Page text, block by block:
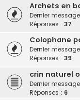
Archets en
Dernier
Réponses : 37
Colophane
Dernier
Réponses : 39
crin naturel
Dernier
Réponses : 6